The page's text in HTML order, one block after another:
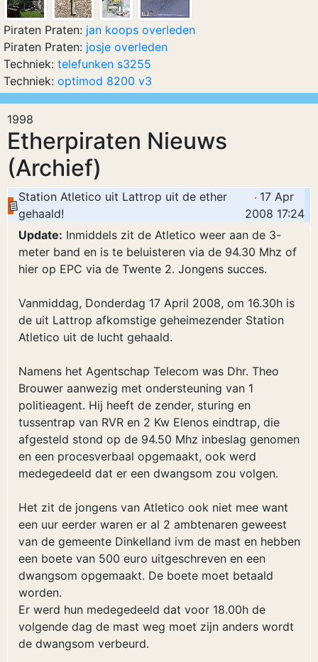
1998
Etherpiraten Nieuws
(Archief)
Station Atletico uit Lattrop uit de ether
gehaald!
17 Apr
2008 17:24
Update: Inmiddels zit de Atletico weer aan de 3-
meter band en is te beluisteren via de 94.30 Mhz of
hier op EPC via de Twente 2. Jongens succes.
Vanmiddag, Donderdag 17 April 2008, om 16.30h is
de uit Lattrop afkomstige geheimezender Station
Atletico uit de lucht gehaald.
Namens het Agentschap Telecom was Dhr. Theo
Brouwer aanwezig met ondersteuning van 1
politieagent. Hij heeft de zender, sturing en
tussentrap van RVR en 2 Kw Elenos eindtrap, die
afgesteld stond op de 94.50 Mhz inbeslag genomen
en een procesverbaal opgemaakt, ook werd
medegedeeld dat er een dwangsom zou volgen.
Het zit de jongens van Atletico ook niet mee want
een uur eerder waren er al 2 ambtenaren geweest
van de gemeente Dinkelland ivm de mast en hebben
een boete van 500 euro uitgeschreven en een
dwangsom opgemaakt. De boete moet betaald
worden.
Er werd hun medegedeeld dat voor 18.00h de
volgende dag de mast weg moet zijn anders wordt
de dwangsom verbeurd.
Piraten Praten: jan koops overleden
Piraten Praten: josje overleden
Techniek: telefunken s3255
Techniek: optimod 8200 v3